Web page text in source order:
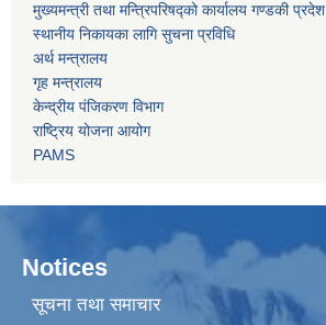
मुख्यमन्त्री तथा मन्त्रिपरिषद्को कार्यालय गण्डकी प्रदेश
स्थानीय निकायका लागि सुचना प्रविधि
अर्थ मन्त्रालय
गृह मन्त्रालय
केन्द्रीय पंजिकरण विभाग
राष्ट्रिय योजना आयोग
PAMS
Notices
सूचना तथा समाचार